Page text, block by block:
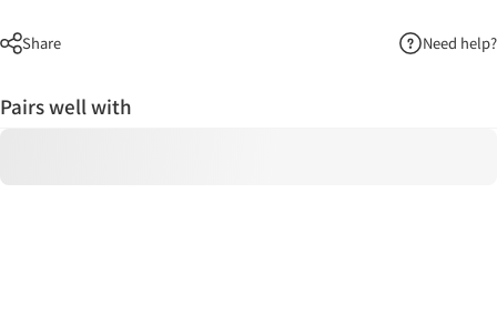
Share Need help?
Pairs well with